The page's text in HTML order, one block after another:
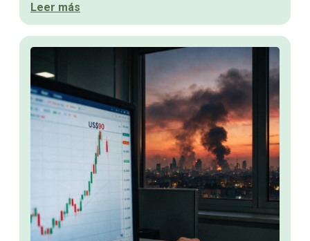
Leer más